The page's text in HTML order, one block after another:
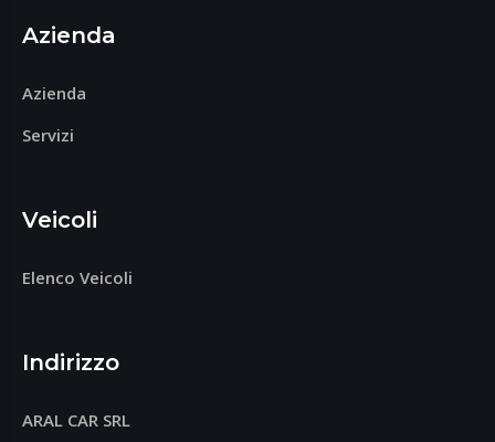
Azienda
Azienda
Servizi
Veicoli
Elenco Veicoli
Indirizzo
ARAL CAR SRL